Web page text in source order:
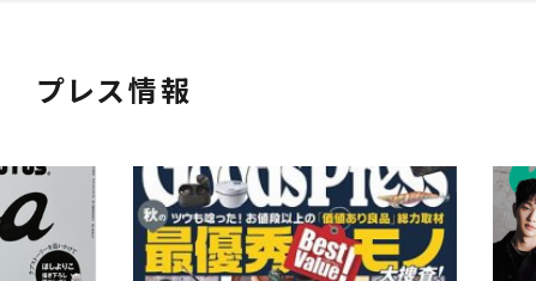
（飛び出し防止扉）
ベッド・タオル
ふりかけ
キャットフード
（ドライ）
プレス情報